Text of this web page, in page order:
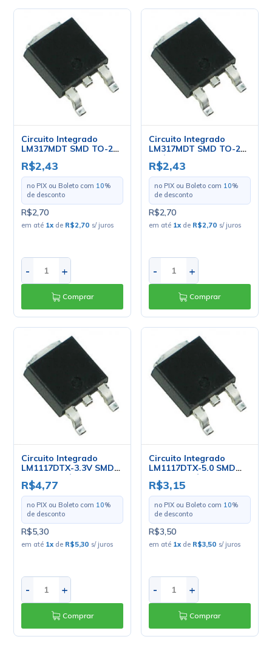
Circuito Integrado
LM317MDT SMD TO-252
- ST
R$2,43
no PIX ou Boleto com 10%
de desconto
R$2,70
em até 1x de R$2,70 s/ juros
- +
Comprar
Circuito Integrado
LM317MDT SMD TO-252
- Cód. Loja 4518 - ST
R$2,43
no PIX ou Boleto com 10%
de desconto
R$2,70
em até 1x de R$2,70 s/ juros
- +
Comprar
Circuito Integrado
LM1117DTX-3.3V SMD
TO-252 - Cód. Loja 4172
- NSC
R$4,77
no PIX ou Boleto com 10%
de desconto
R$5,30
em até 1x de R$5,30 s/ juros
- +
Comprar
Circuito Integrado
LM1117DTX-5.0 SMD
TO-252 - Cód. Loja 5104
- NSC
R$3,15
no PIX ou Boleto com 10%
de desconto
R$3,50
em até 1x de R$3,50 s/ juros
- +
Comprar